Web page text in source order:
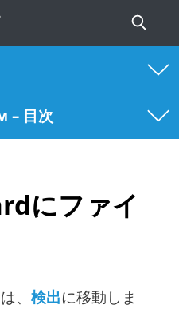
– 目次
にファイ
、 検出に移動しま